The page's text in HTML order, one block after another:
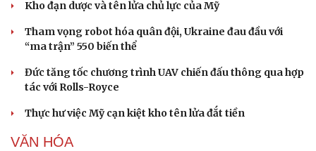
Phòng mạch online
Ăn sạch sống khỏe
Kho đạn dược và tên lửa chủ lực của Mỹ
Tham vọng robot hóa quân đội, Ukraine đau đầu với
“ma trận” 550 biến thể
Đức tăng tốc chương trình UAV chiến đấu thông qua hợp
tác với Rolls-Royce
Thực hư việc Mỹ cạn kiệt kho tên lửa đắt tiền
VĂN HÓA